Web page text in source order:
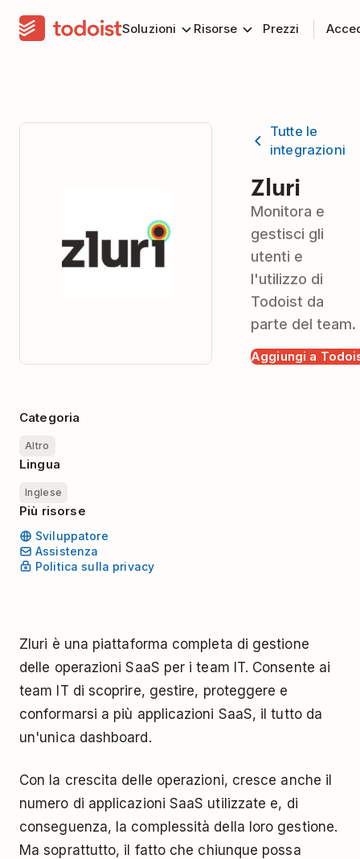
Soluzioni Risorse Prezzi
Tutte le
integrazioni
Zluri
Monitora e
gestisci gli
utenti e
l'utilizzo di
Todoist da
parte del team.
Aggiungi a
Categoria
Altro
Lingua
Inglese
Più risorse
Sviluppatore
Assistenza
Politica sulla privacy
Zluri è una piattaforma completa di gestione
delle operazioni SaaS per i team IT. Consente ai
team IT di scoprire, gestire, proteggere e
conformarsi a più applicazioni SaaS, il tutto da
un'unica dashboard.
Con la crescita delle operazioni, cresce anche il
numero di applicazioni SaaS utilizzate e, di
conseguenza, la complessità della loro gestione.
Ma soprattutto, il fatto che chiunque possa